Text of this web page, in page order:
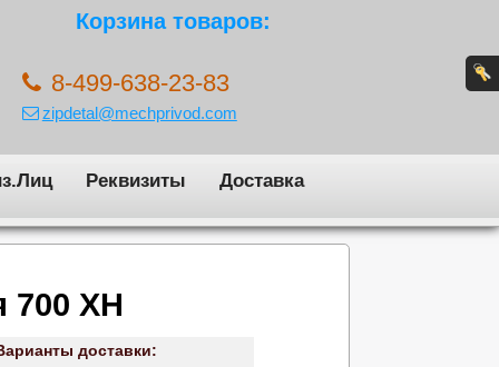
Корзина товаров:
8-499-638-23-83
zipdetal@mechprivod.com
Реквизиты
Доставка
700 XH
доставки: